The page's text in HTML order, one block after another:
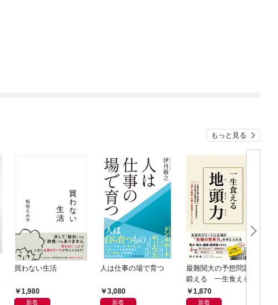
もっと見る
買わない生活
1,980
新着
人は仕事の場で育つ
3,080
新着
最難関大の予想問題で
鍛える 一生食える地
頭力1,870
新着